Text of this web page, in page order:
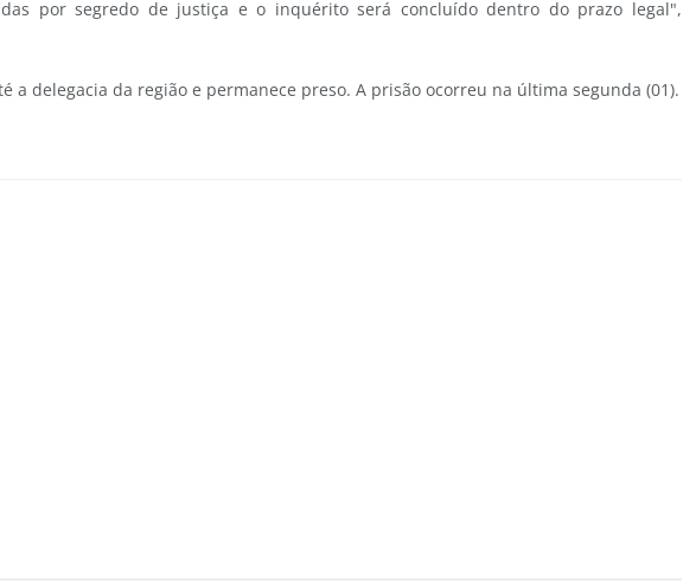
por segredo de justiça e o inquérito será concluído dentro do prazo legal",
a delegacia da região e permanece preso. A prisão ocorreu na última segunda (01).